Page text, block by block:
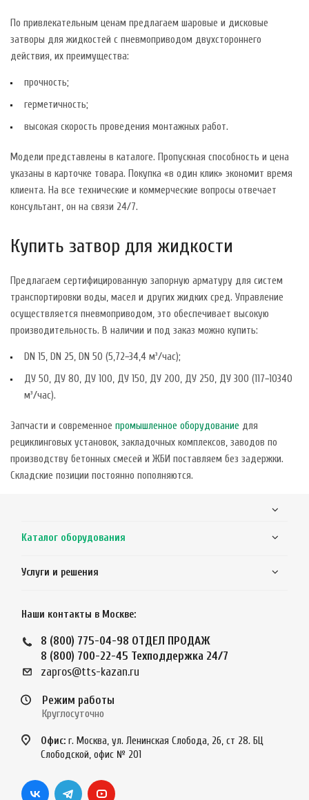
По привлекательным ценам предлагаем шаровые и дисковые
затворы для жидкостей с пневмоприводом двухстороннего
действия, их преимущества:
прочность;
герметичность;
высокая скорость проведения монтажных работ.
Модели представлены в каталоге. Пропускная способность и цена
указаны в карточке товара. Покупка «в один клик» экономит время
клиента. На все технические и коммерческие вопросы отвечает
консультант, он на связи 24/7.
Купить затвор для жидкости
Предлагаем сертифицированную запорную арматуру для систем
транспортировки воды, масел и других жидких сред. Управление
осуществляется пневмоприводом, это обеспечивает высокую
производительность. В наличии и под заказ можно купить:
DN 15, DN 25, DN 50 (5,72−34,4 м³/час);
ДУ 50, ДУ 80, ДУ 100, ДУ 150, ДУ 200, ДУ 250, ДУ 300 (117−10340
м³/час).
Запчасти и современное промышленное оборудование для
рециклинговых установок, закладочных комплексов, заводов по
производству бетонных смесей и ЖБИ поставляем без задержки.
Складские позиции постоянно пополняются.
Каталог оборудования
Услуги и решения
Наши контакты в Москве:
8 (800) 775-04-98 ОТДЕЛ ПРОДАЖ
8 (800) 700-22-45 Техподдержка 24/7
zapros@tts-kazan.ru
Режим работы
Круглосуточно
Офис: г. Москва, ул. Ленинская Слобода, 26, ст 28. БЦ
Слободской, офис № 201